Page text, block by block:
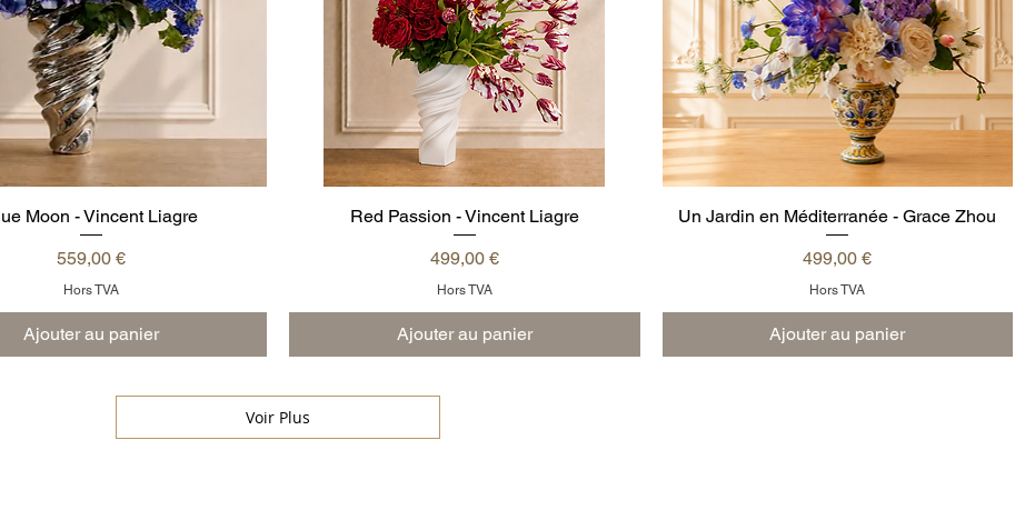
Aperçu rapide
Moon - Vincent Liagre
Prix
559,00 €
Hors TVA
Ajouter au panier
Aperçu rapide
Red Passion - Vincent Liagre
Prix
499,00 €
Hors TVA
Ajouter au panier
Aperçu rapide
Un Jardin en Méditerranée - Grace Zhou
Prix
499,00 €
Hors TVA
Ajouter au panier
Voir Plus